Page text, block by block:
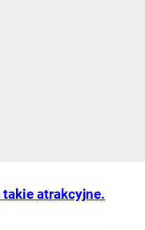
atrakcyjne.